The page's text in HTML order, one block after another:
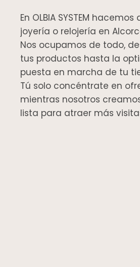
En OLBIA SYSTEM
joyería o relojería en
Nos ocupamos de todo,
tus productos hasta la
puesta en marcha de tu
Tú solo concéntrate en
mientras nosotros
lista para atraer más